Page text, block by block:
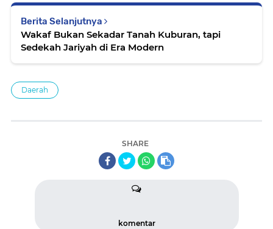
Berita Selanjutnya
Wakaf Bukan Sekadar Tanah Kuburan, tapi
Sedekah Jariyah di Era Modern
Daerah
SHARE
komentar